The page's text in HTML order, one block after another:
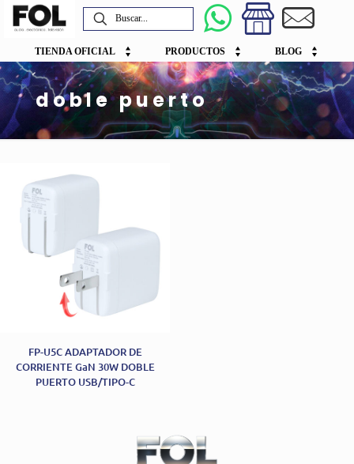
TIENDA OFICIAL PRODUCTOS BLOG
doble puerto
FP-U5C ADAPTADOR DE
CORRIENTE GaN 30W DOBLE
PUERTO USB/TIPO-C